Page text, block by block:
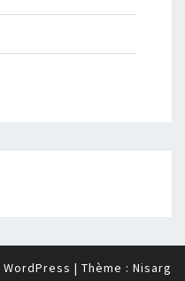
WordPress | Thème : Nisarg